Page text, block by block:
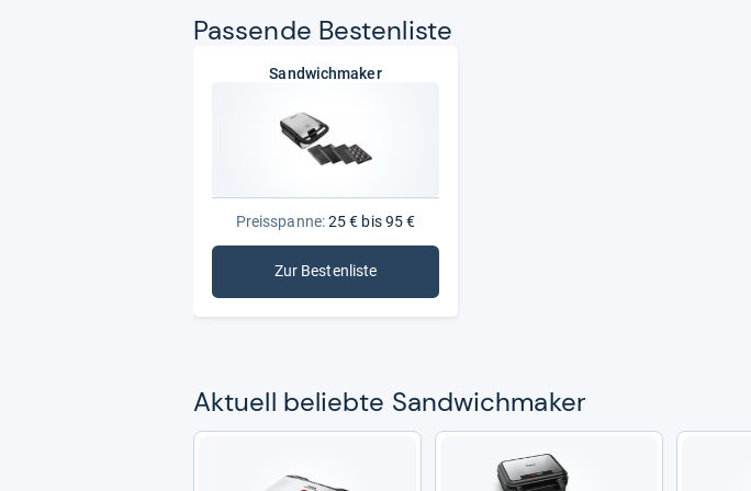
Pas­sende Bes­ten­liste
Sandwichmaker
Preisspanne:25 € bis 95 €
Zur Bestenliste: Sandwichmaker
Aktu­ell beliebte Sand­wich­ma­ker